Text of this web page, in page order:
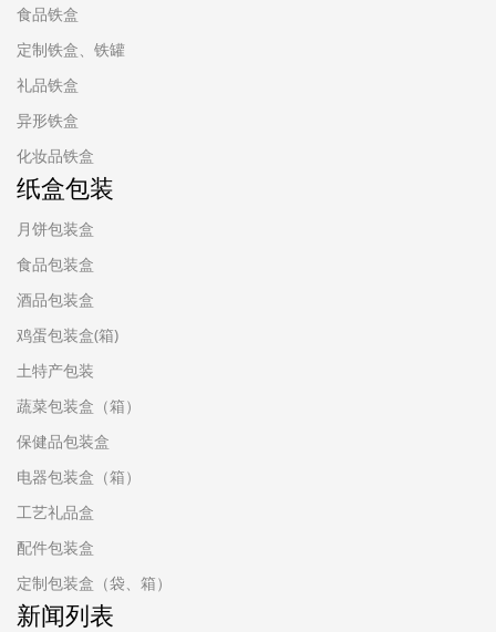
食品铁盒
定制铁盒、铁罐
礼品铁盒
异形铁盒
化妆品铁盒
纸盒包装
月饼包装盒
食品包装盒
酒品包装盒
鸡蛋包装盒(箱)
土特产包装
蔬菜包装盒（箱）
保健品包装盒
电器包装盒（箱）
工艺礼品盒
配件包装盒
定制包装盒（袋、箱）
新闻列表